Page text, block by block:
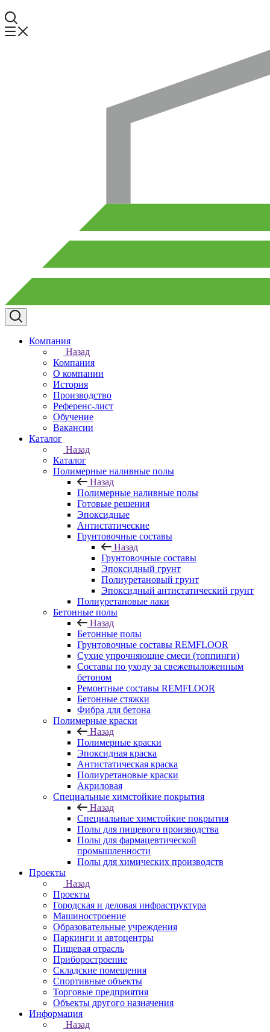
Компания
Назад
Компания
О компании
История
Производство
Референс-лист
Обучение
Вакансии
Каталог
Назад
Каталог
Полимерные наливные полы
Назад
Полимерные наливные полы
Готовые решения
Эпоксидные
Антистатические
Грунтовочные составы
Назад
Грунтовочные составы
Эпоксидный грунт
Полиуретановый грунт
Эпоксидный антистатический грунт
Полиуретановые лаки
Бетонные полы
Назад
Бетонные полы
Грунтовочные составы REMFLOOR
Сухие упрочняющие смеси (топпинги)
Составы по уходу за свежевыложенным
бетоном
Ремонтные составы REMFLOOR
Бетонные стяжки
Фибра для бетона
Полимерные краски
Назад
Полимерные краски
Эпоксидная краска
Антистатическая краска
Полиуретановые краски
Акриловая
Специальные химстойкие покрытия
Назад
Специальные химстойкие покрытия
Полы для пищевого производства
Полы для фармацевтической
промышленности
Полы для химических производств
Проекты
Назад
Проекты
Городская и деловая инфраструктура
Машиностроение
Образовательные учреждения
Паркинги и автоцентры
Пищевая отрасль
Приборостроение
Складские помещения
Спортивные объекты
Торговые предприятия
Объекты другого назначения
Информация
Назад